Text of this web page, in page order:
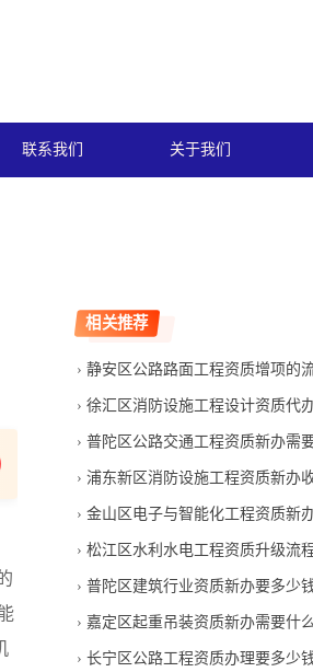
联系我们 关于我们
相关推荐
静安区公路路面工程资质增项的
徐汇区消防设施工程设计资质代
普陀区公路交通工程资质新办需
浦东新区消防设施工程资质新办
金山区电子与智能化工程资质新
松江区水利水电工程资质升级流
普陀区建筑行业资质新办要多少
嘉定区起重吊装资质新办需要什
长宁区公路工程资质办理要多少